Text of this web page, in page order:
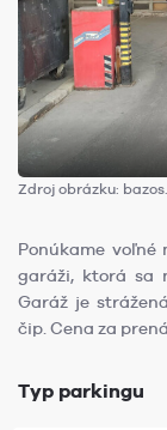
Zdroj obrázku:
Ponúkame
garáži, ktorá sa
Garáž je
čip. Cena za
Typ parkingu